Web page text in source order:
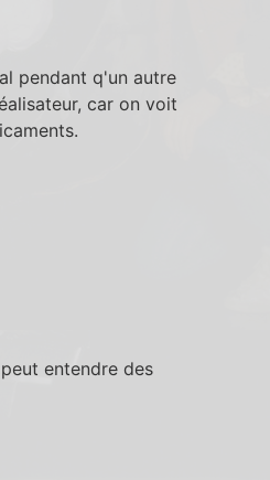
pendant q'un autre
car on voit
entendre des